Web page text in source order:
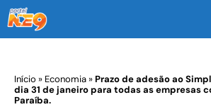
Início » Economia»Prazo de adesão ao
dia 31 de janeiro para todas as empresas
Paraíba.